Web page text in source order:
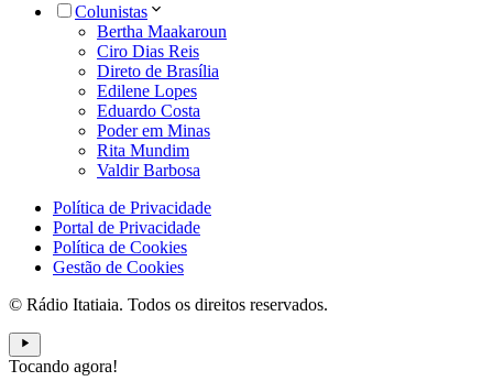
Colunistas
Bertha Maakaroun
Ciro Dias Reis
Direto de Brasília
Edilene Lopes
Eduardo Costa
Poder em Minas
Rita Mundim
Valdir Barbosa
Política de Privacidade
Portal de Privacidade
Política de Cookies
Gestão de Cookies
© Rádio Itatiaia. Todos os direitos reservados.
Tocando agora!